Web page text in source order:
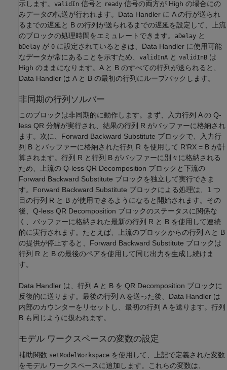
示します。 validIn 信号と ready 信号の両方が High の場合にの
みデータの転送が行われます。Data Handler に A の行が送られ
るまでの遅延と B の行列が送られるまでの遅延を設定して、上流
のブロックの処理時間をエミュレートできます。
aDelay と
bDelay が 0 に設定されているときは、Data Handler に使用可能
なデータが常にあることを示すため、 validInA と validInB は
High のままになります。A と B のすべての行列が送られると、
Data Handler は A と B の最初の行列にループバックします。
非同期の行列ソルバー
このブロックは非同期的に動作します。まず、入力行列 A の Q-
less QR 分解が実行され、結果の行列 R がバッファーに格納され
ます。次に、Forward Backward Substitute ブロックで、入力行
列 B とバッファーに格納された行列 R を使用して R'RX = B が計
算されます。行列 R と行列 B がバッファーに別々に格納される
ため、上流の Q-less QR Decomposition ブロックと下流の
Forward Backward Substitute ブロックを独立して実行できま
す。Forward Backward Substitute ブロックによる処理は、1 つ
目の行列 R と B が使用できるようになると開始されます。その
後、Q-less QR Decomposition ブロックのステータスに関係な
く、バッファーに格納された最新の行列 R と B を使用して連続
的に実行されます。たとえば、上流のブロックからの行列 A と B
の提供が停止すると、Forward Backward Substitute ブロックは
行列 R と B の最後のペアを使用して同じ出力を生成し続けま
す。
Data Handler は、行列 A と B を QR Decomposition ブロックに
反復的に送ります。最後の行列 A を送った後、Data Handler は
内部のカウンターをリセットし、最初の行列 A を送ります。行列
B も同じように扱われます。
モデル ワークスペースの変数の設定
補助関数 setModelWorkspace を使用して、上記で定義された変数
をモデル ワークスペースに追加します。これらの変数は、